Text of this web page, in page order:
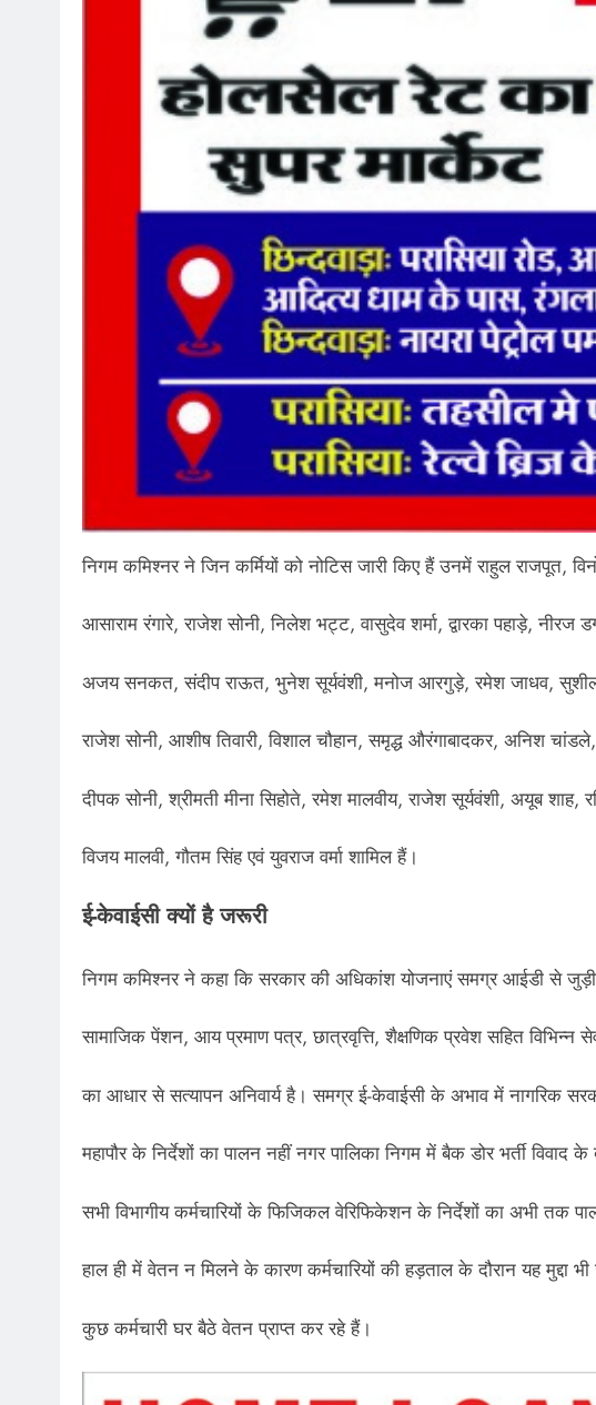
निगम कमिश्नर ने जिन कर्मियों को नोटिस जारी किए हैं उनमें राहुल राजपूत,
आसाराम रंगारे, राजेश सोनी, निलेश भट्ट, वासुदेव शर्मा, द्वारका पहाड़े, नीरज
अजय सनकत, संदीप राऊत, भुनेश सूर्यवंशी, मनोज आरगुड़े, रमेश जाधव, सुशील
राजेश सोनी, आशीष तिवारी, विशाल चौहान, समृद्ध औरंगाबादकर, अनिश
दीपक सोनी, श्रीमती मीना सिहोते, रमेश मालवीय, राजेश सूर्यवंशी, अयूब शाह,
विजय मालवी, गौतम सिंह एवं युवराज वर्मा शामिल हैं।
ई-केवाईसी क्यों है जरूरी
निगम कमिश्नर ने कहा कि सरकार की अधिकांश योजनाएं समग्र आईडी से
सामाजिक पेंशन, आय प्रमाण पत्र, छात्रवृत्ति, शैक्षणिक प्रवेश सहित
का आधार से सत्यापन अनिवार्य है। समग्र ई-केवाईसी के अभाव में नागरिक
महापौर के निर्देशों का पालन नहीं नगर पालिका निगम में बैक डोर भर्ती विवाद के
सभी विभागीय कर्मचारियों के फिजिकल वेरिफिकेशन के निर्देशों का अभी तक
हाल ही में वेतन न मिलने के कारण कर्मचारियों की हड़ताल के दौरान यह मुद्दा
कुछ कर्मचारी घर बैठे वेतन प्राप्त कर रहे हैं।